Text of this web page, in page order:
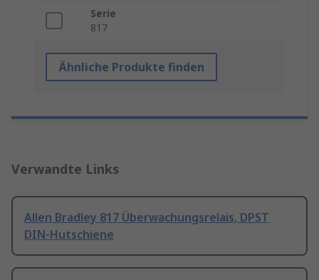
Serie
817
Ähnliche Produkte finden
Verwandte Links
Allen Bradley 817 Überwachungsrelais, DPST
DIN-Hutschiene